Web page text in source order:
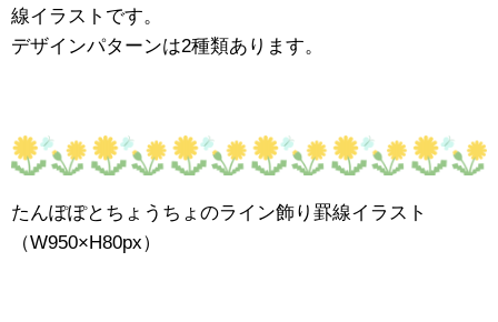
線イラストです。
デザインパターンは2種類あります。
たんぽぽとちょうちょのライン飾り罫線イラスト
（W950×H80px）